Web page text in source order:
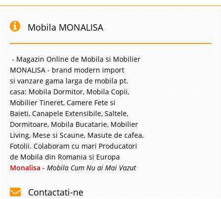
Mobila MONALISA
- Magazin Online de Mobila si Mobilier
MONALISA - brand modern import
si vanzare gama larga de mobila pt.
casa: Mobila Dormitor, Mobila Copii,
Mobilier Tineret, Camere Fete si
Baieti, Canapele Extensibile, Saltele,
Dormitoare, Mobila Bucatarie, Mobilier
Living, Mese si Scaune, Masute de cafea,
Fotolii. Colaboram cu mari Producatori
de Mobila din Romania si Europa
Monalisa - Mobila Cum Nu ai Mai Vazut
Contactati-ne